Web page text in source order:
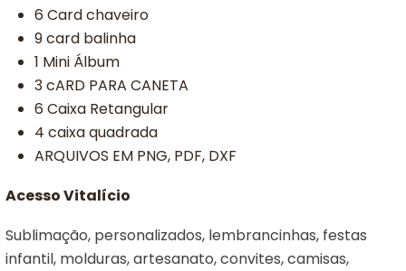
6 Card chaveiro
9 card balinha
1 Mini Álbum
3 cARD PARA CANETA
6 Caixa Retangular
4 caixa quadrada
ARQUIVOS EM PNG, PDF, DXF
Acesso Vitalício
Sublimação, personalizados, lembrancinhas, festas
infantil, molduras, artesanato, convites, camisas,